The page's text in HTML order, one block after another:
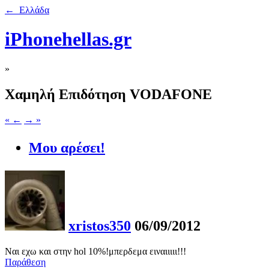
← Ελλάδα
iPhonehellas.gr
»
Χαμηλή Επιδότηση VODAFONE
« ← → »
Μου αρέσει!
xristos350 06/09/2012
Ναι εχω και στην hol 10%!μπερδεμα ειναιιιιι!!!
Παράθεση